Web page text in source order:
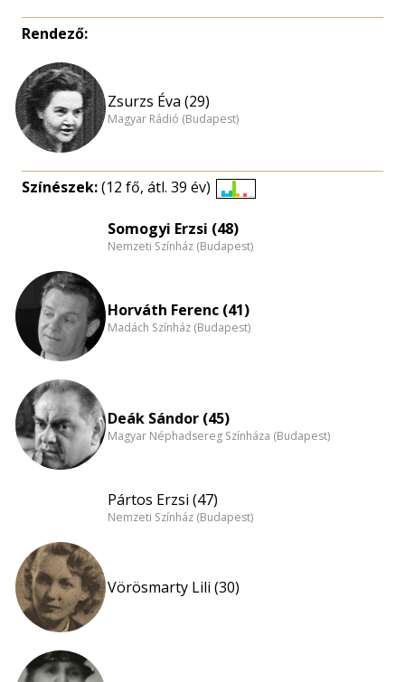
Rendező:
Zsurzs Éva (29)
Magyar Rádió (Budapest)
Színészek:(12 fő, átl. 39 év)
eloszlás
nagyítása
Somogyi Erzsi (48)
Nemzeti Színház (Budapest)
Horváth Ferenc (41)
Madách Színház (Budapest)
Deák Sándor (45)
Magyar Néphadsereg Színháza (Budapest)
Pártos Erzsi (47)
Nemzeti Színház (Budapest)
Vörösmarty Lili (30)